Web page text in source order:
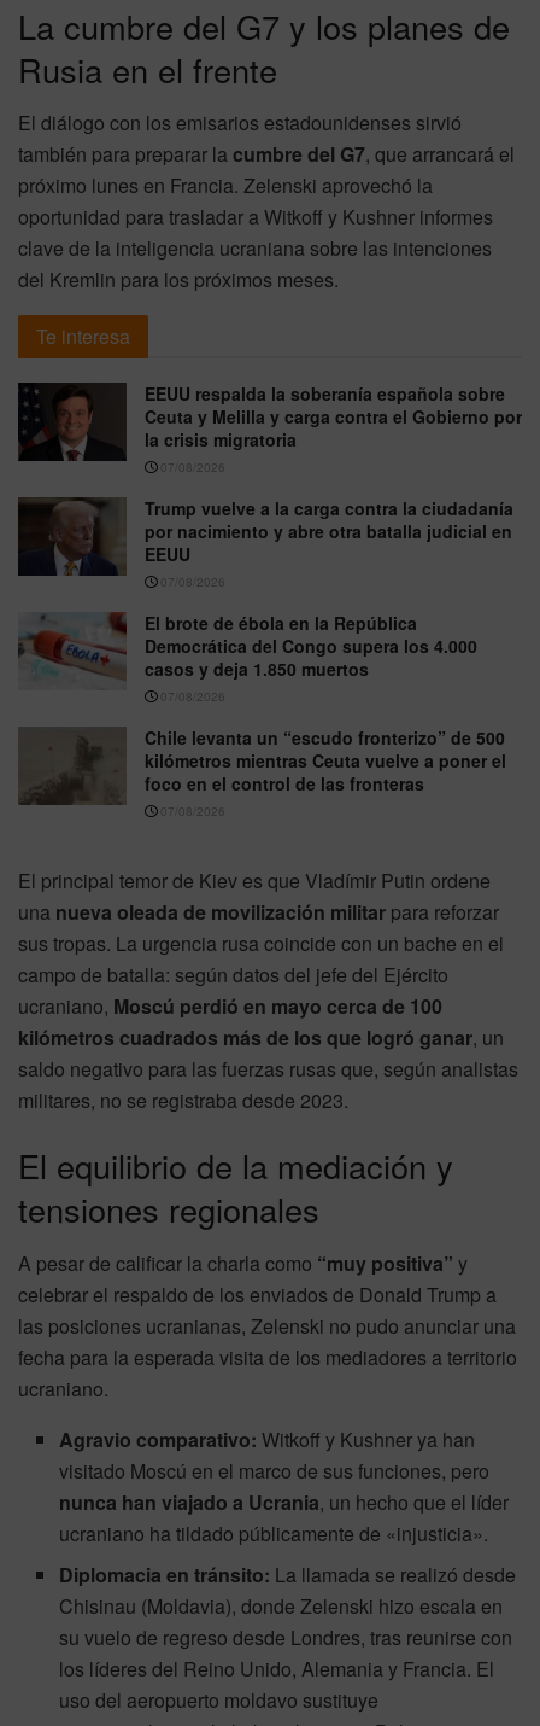
La cumbre del G7 y los planes de
Rusia en el frente
El diálogo con los emisarios estadounidenses sirvió
también para preparar lacumbre del G7, que arrancará el
próximo lunes en Francia. Zelenski aprovechó la
oportunidad para trasladar a Witkoff y Kushner informes
clave de la inteligencia ucraniana sobre las intenciones
del Kremlin para los próximos meses.
Te interesa
EEUU respalda la soberanía española sobre
Ceuta y Melilla y carga contra el Gobierno por
la crisis migratoria
07/08/2026
Trump vuelve a la carga contra la ciudadanía
por nacimiento y abre otra batalla judicial en
EEUU
07/08/2026
El brote de ébola en la República
Democrática del Congo supera los 4.000
casos y deja 1.850 muertos
07/08/2026
Chile levanta un “escudo fronterizo” de 500
kilómetros mientras Ceuta vuelve a poner el
foco en el control de las fronteras
07/08/2026
El principal temor de Kiev es que Vladímir Putin ordene
una nueva oleada de movilización militar para reforzar
sus tropas. La urgencia rusa coincide con un bache en el
campo de batalla: según datos del jefe del Ejército
ucraniano, Moscú perdió en mayo cerca de 100
kilómetros cuadrados más de los que logró ganar, un
saldo negativo para las fuerzas rusas que, según analistas
militares, no se registraba desde 2023.
El equilibrio de la mediación y
tensiones regionales
A pesar de calificar la charla como “muy positiva” y
celebrar el respaldo de los enviados de Donald Trump a
las posiciones ucranianas, Zelenski no pudo anunciar una
fecha para la esperada visita de los mediadores a territorio
ucraniano.
Agravio comparativo: Witkoff y Kushner ya han
visitado Moscú en el marco de sus funciones, pero
nunca han viajado a Ucrania, un hecho que el líder
ucraniano ha tildado públicamente de «injusticia».
Diplomacia en tránsito: La llamada se realizó desde
Chisinau (Moldavia), donde Zelenski hizo escala en
su vuelo de regreso desde Londres, tras reunirse con
los líderes del Reino Unido, Alemania y Francia. El
uso del aeropuerto moldavo sustituye